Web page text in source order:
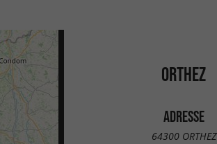
ORTHEZ
ADRESSE
64300 ORTHEZ